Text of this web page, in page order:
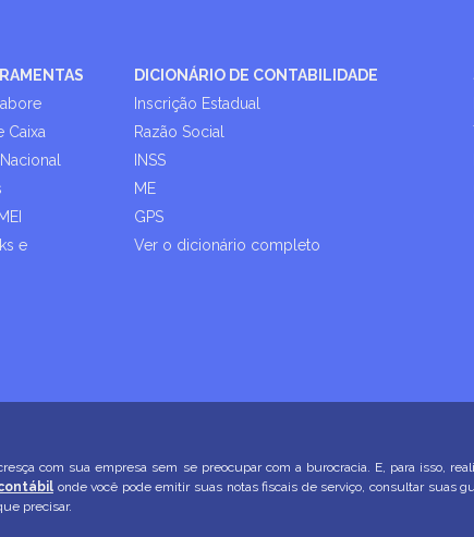
Caixa
e
DICIONÁRIO DE CONTABILIDADE
Inscrição Estadual
Razão Social
INSS
ME
GPS
Ver o dicionário completo
com sua empresa sem se preocupar com a burocracia. E, para isso,
onde você pode emitir suas notas fiscais de serviço, consultar suas
precisar.